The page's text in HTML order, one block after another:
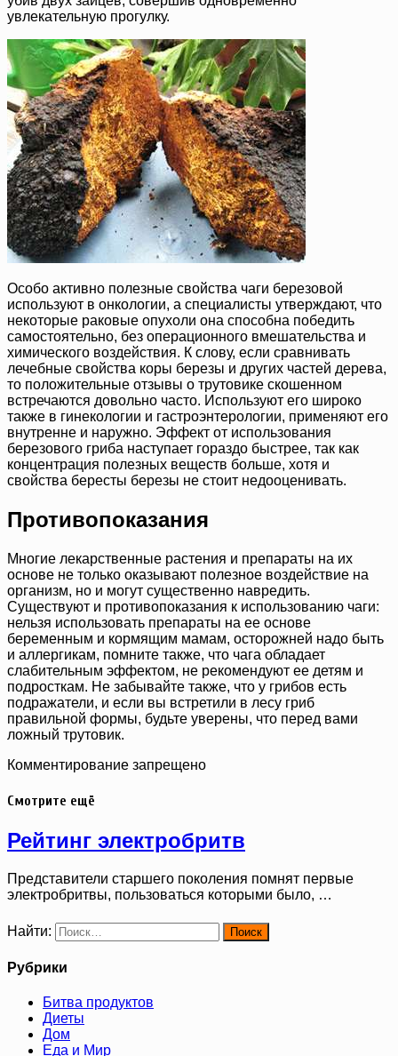
увлекательную прогулку.
Особо активно полезные свойства чаги березовой
используют в онкологии, а специалисты утверждают, что
некоторые раковые опухоли она способна победить
самостоятельно, без операционного вмешательства и
химического воздействия. К слову, если сравнивать
лечебные свойства коры березы и других частей дерева,
то положительные отзывы о трутовике скошенном
встречаются довольно часто. Используют его широко
также в гинекологии и гастроэнтерологии, применяют его
внутренне и наружно. Эффект от использования
березового гриба наступает гораздо быстрее, так как
концентрация полезных веществ больше, хотя и
свойства бересты березы не стоит недооценивать.
Противопоказания
Многие лекарственные растения и препараты на их
основе не только оказывают полезное воздействие на
организм, но и могут существенно навредить.
Существуют и противопоказания к использованию чаги:
нельзя использовать препараты на ее основе
беременным и кормящим мамам, осторожней надо быть
и аллергикам, помните также, что чага обладает
слабительным эффектом, не рекомендуют ее детям и
подросткам. Не забывайте также, что у грибов есть
подражатели, и если вы встретили в лесу гриб
правильной формы, будьте уверены, что перед вами
ложный трутовик.
Комментирование запрещено
Смотрите ещё
Рейтинг электробритв
Представители старшего поколения помнят первые
электробритвы, пользоваться которыми было, …
Найти:
Рубрики
Битва продуктов
Диеты
Дом
Еда и Мир